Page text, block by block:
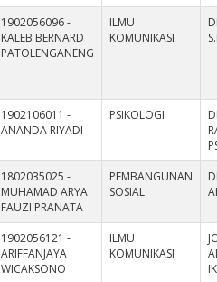
1902056096 -
KALEB BERNARD
PATOLENGANENG
ILMU
KOMUNIKASI
1902106011 -
ANANDA RIYADI
PSIKOLOGI
1802035025 -
MUHAMAD ARYA
FAUZI PRANATA
PEMBANGUNAN
SOSIAL
1902056121 -
ARIFFANJAYA
WICAKSONO
ILMU
KOMUNIKASI